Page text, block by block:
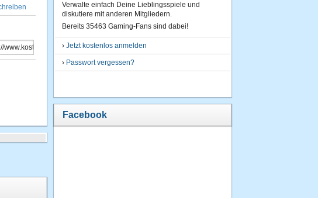
Verwalte einfach Deine Lieblingsspiele und
diskutiere mit anderen Mitgliedern.
Bereits 35463 Gaming-Fans sind dabei!
› Jetzt kostenlos anmelden
› Passwort vergessen?
Facebook